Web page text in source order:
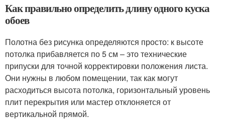
Как правильно определить длину одного куска
обоев
Полотна без рисунка определяются просто: к высоте
потолка прибавляется по 5 см – это технические
припуски для точной корректировки положения листа.
Они нужны в любом помещении, так как могут
расходиться высота потолка, горизонтальный уровень
плит перекрытия или мастер отклоняется от
вертикальной прямой.